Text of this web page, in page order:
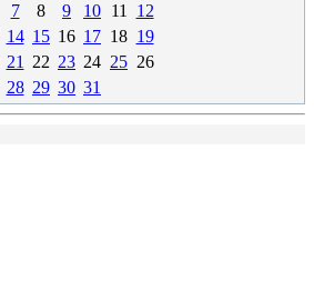
7 8 9 10 11
12
14 15 16 17 18 19
21 22 23 24 25 26
28 29 30 31